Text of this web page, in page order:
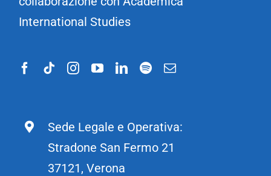
International Studies
Sede Legale e Operativa:
Stradone San Fermo 21
37121, Verona